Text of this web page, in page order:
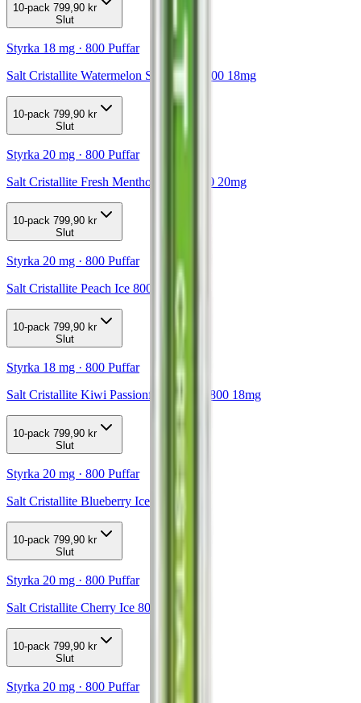
10-pack 799,90 kr
Slut
Styrka 18 mg · 800 Puffar
Salt Cristallite Watermelon Strawberry 800 18mg
10-pack 799,90 kr
Slut
Styrka 20 mg · 800 Puffar
Salt Cristallite Fresh Menthol Mojito 800 20mg
10-pack 799,90 kr
Slut
Styrka 20 mg · 800 Puffar
Salt Cristallite Peach Ice 800 20mg
10-pack 799,90 kr
Slut
Styrka 18 mg · 800 Puffar
Salt Cristallite Kiwi Passionfruit Guava 800 18mg
10-pack 799,90 kr
Slut
Styrka 20 mg · 800 Puffar
Salt Cristallite Blueberry Ice 800 20mg
10-pack 799,90 kr
Slut
Styrka 20 mg · 800 Puffar
Salt Cristallite Cherry Ice 800 20mg
10-pack 799,90 kr
Slut
Styrka 20 mg · 800 Puffar